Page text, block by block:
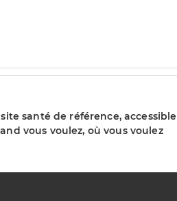
site santé de référence, accessible
vous voulez, où vous voulez